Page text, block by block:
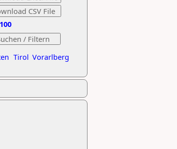
Tirol Vorarlberg